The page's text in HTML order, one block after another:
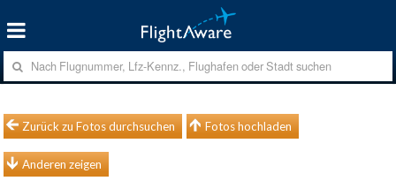
Zurück zu Fotos durchsuchen Fotos hochladen
Anderen zeigen